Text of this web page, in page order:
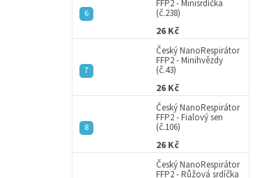
FFP2 - Minisrdíčka
(č.238)
26 Kč
Český NanoRespirátor
FFP2 - Minihvězdy
(č.43)
26 Kč
Český NanoRespirátor
FFP2 - Fialový sen
(č.106)
26 Kč
Český NanoRespirátor
FFP2 - Růžová srdíčka